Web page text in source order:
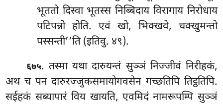
भूततो दिस्वा भूतस्स निब्बिदाय विरागाय निरोधाय
पटिपन्नो होति. एवं खो, भिक्खवे, चक्खुमन्तो
पस्सन्ती’’ति (इतिवु. ४९).
६७५. तस्मायथा दारुयन्तं सुञ्ञं निज्जीवं निरीहकं,
अथ च पन दारुरज्जुकसमायोगवसेन गच्छतिपि तिट्ठतिपि.
सईहकं सब्यापारं विय खायति, एवमिदं नामरूपम्पि सुञ्ञं